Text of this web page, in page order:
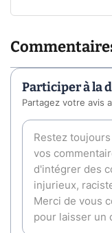
Participer à la
Partagez votre avis